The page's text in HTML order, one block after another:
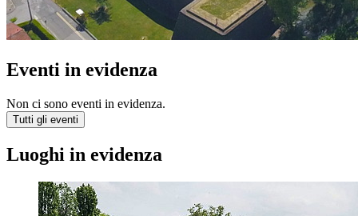
Eventi in evidenza
Non ci sono eventi in evidenza.
Tutti gli eventi
Luoghi in evidenza